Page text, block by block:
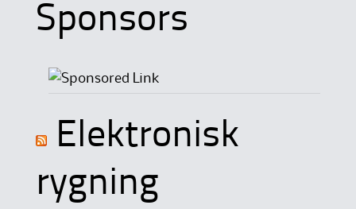
Sponsors
Elektronisk
rygning